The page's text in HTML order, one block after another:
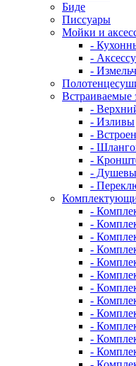
Биде
Писсуары
Мойки и
-
-
-
Встраиваемые
-
- Изливы
-
-
-
-
-
-
-
-
-
-
-
-
-
-
-
-
-